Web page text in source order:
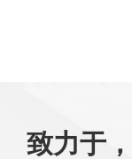
致力于，